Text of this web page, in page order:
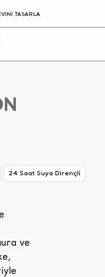
TASARLA
24 Saat Suya Dirençli
ve